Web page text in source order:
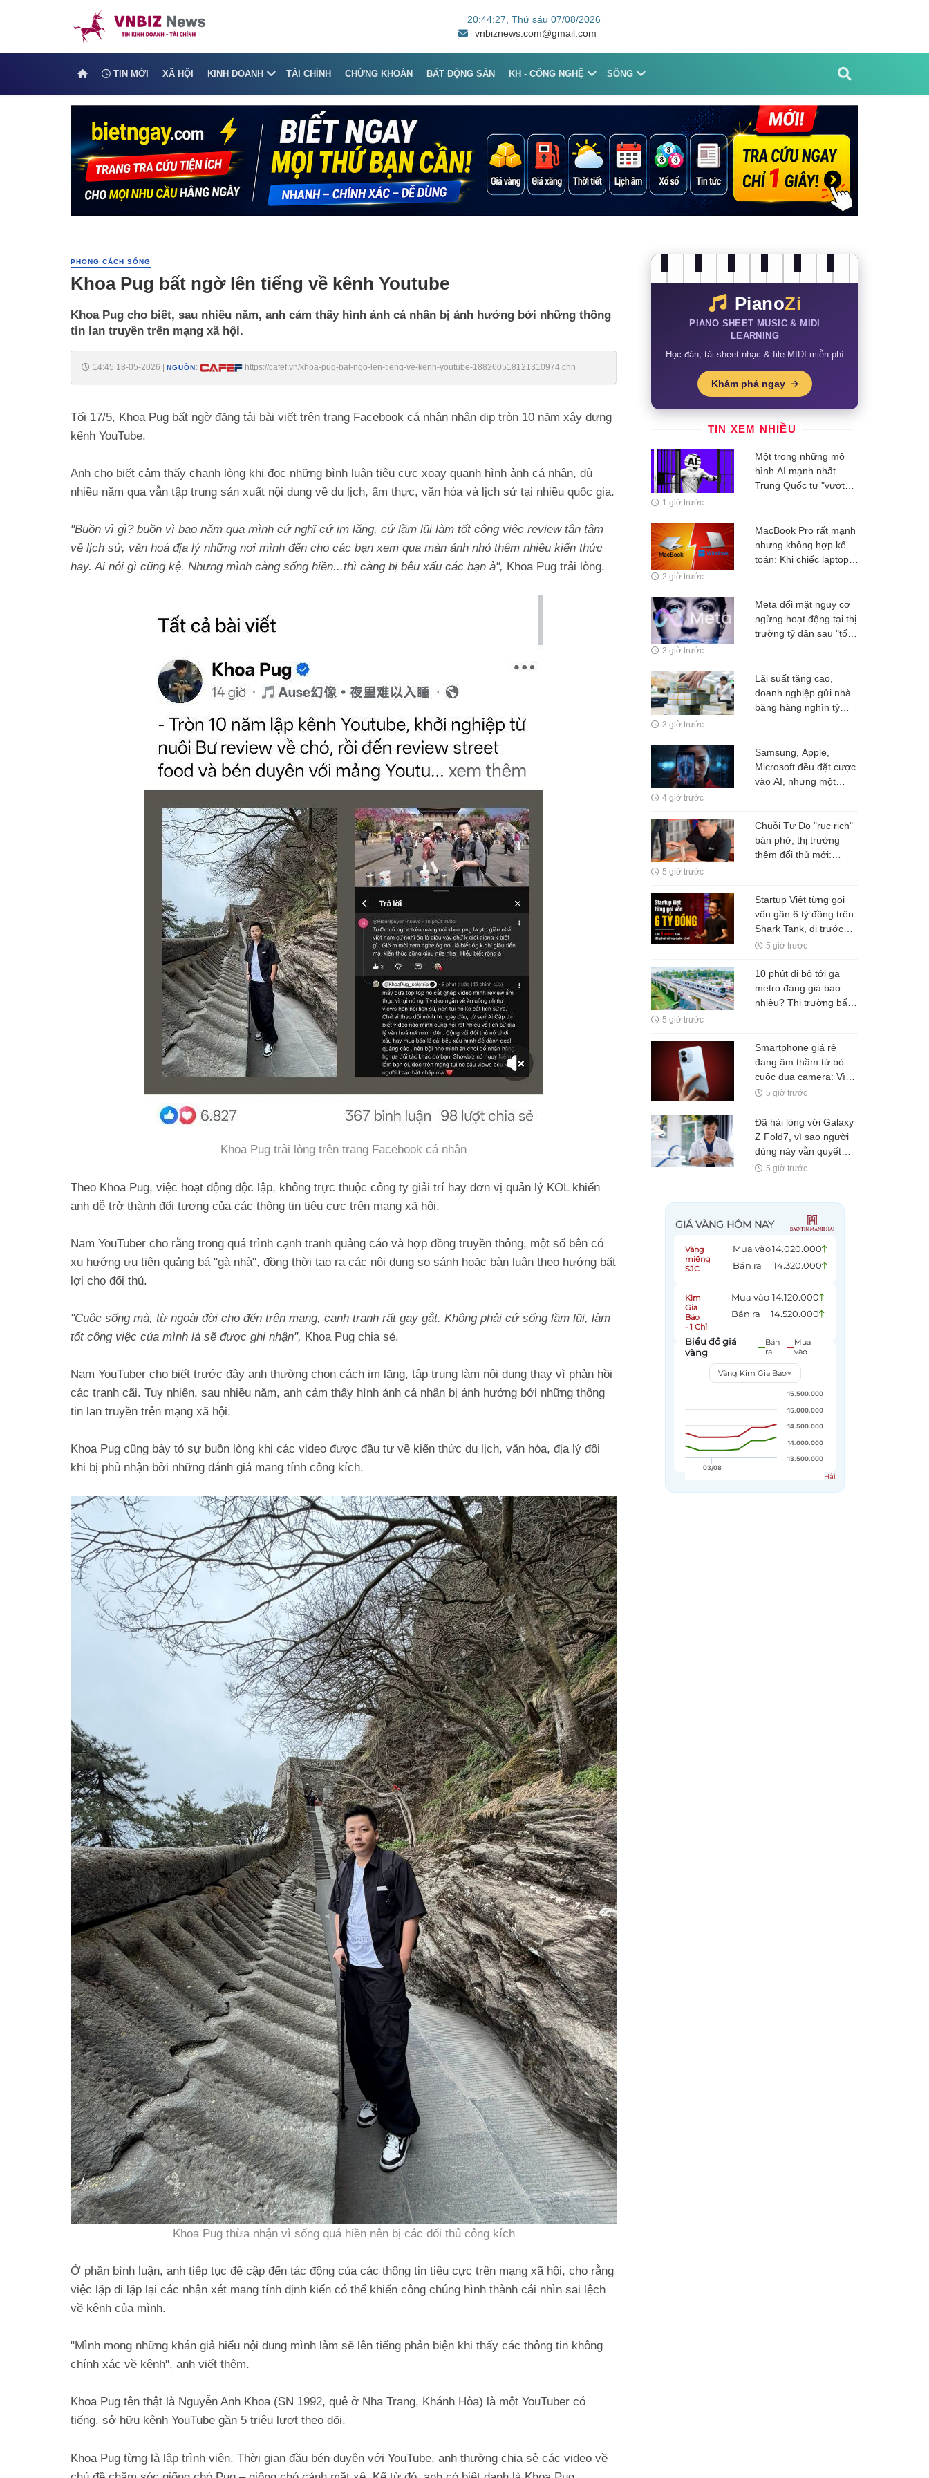
20:44:27 , Thứ sáu 07/08/2026
vnbiznews.com@gmail.com
TIN MỚI XÃ HỘI KINH DOANH TÀI CHÍNH CHỨNG KHOÁN BẤT ĐỘNG SẢN KH - CÔNG NGHỆ SỐNG
PHONG CÁCH SỐNG
Khoa Pug bất ngờ lên tiếng về kênh Youtube
Khoa Pug cho biết, sau nhiều năm, anh cảm thấy hình ảnh cá nhân bị ảnh hưởng bởi những thông
tin lan truyền trên mạng xã hội.
14:45 18-05-2026 | NGUỒN: https://cafef.vn/khoa-pug-bat-ngo-len-tieng-ve-kenh-youtube-188260518121310974.chn
Tối 17/5, Khoa Pug bất ngờ đăng tải bài viết trên trang Facebook cá nhân nhân dịp tròn 10 năm xây dựng
kênh YouTube.
Anh cho biết cảm thấy chạnh lòng khi đọc những bình luận tiêu cực xoay quanh hình ảnh cá nhân, dù
nhiều năm qua vẫn tập trung sản xuất nội dung về du lịch, ẩm thực, văn hóa và lịch sử tại nhiều quốc gia.
"Buồn vì gì? buồn vì bao năm qua mình cứ nghĩ cứ im lặng, cứ lầm lũi làm tốt công việc review tận tâm
về lịch sử, văn hoá địa lý những nơi mình đến cho các bạn xem qua màn ảnh nhỏ thêm nhiều kiến thức
hay. Ai nói gì cũng kệ. Nhưng mình càng sống hiền...thì càng bị bêu xấu các bạn à", Khoa Pug trải lòng.
Khoa Pug trải lòng trên trang Facebook cá nhân
Theo Khoa Pug, việc hoạt động độc lập, không trực thuộc công ty giải trí hay đơn vị quản lý KOL khiến
anh dễ trở thành đối tượng của các thông tin tiêu cực trên mạng xã hội.
Nam YouTuber cho rằng trong quá trình cạnh tranh quảng cáo và hợp đồng truyền thông, một số bên có
xu hướng ưu tiên quảng bá "gà nhà", đồng thời tạo ra các nội dung so sánh hoặc bàn luận theo hướng bất
lợi cho đối thủ.
"Cuộc sống mà, từ ngoài đời cho đến trên mạng, cạnh tranh rất gay gắt. Không phải cứ sống lầm lũi, làm
tốt công việc của mình là sẽ được ghi nhận", Khoa Pug chia sẻ.
Nam YouTuber cho biết trước đây anh thường chọn cách im lặng, tập trung làm nội dung thay vì phản hồi
các tranh cãi. Tuy nhiên, sau nhiều năm, anh cảm thấy hình ảnh cá nhân bị ảnh hưởng bởi những thông
tin lan truyền trên mạng xã hội.
Khoa Pug cũng bày tỏ sự buồn lòng khi các video được đầu tư về kiến thức du lịch, văn hóa, địa lý đôi
khi bị phủ nhận bởi những đánh giá mang tính công kích.
Khoa Pug thừa nhận vì sống quá hiền nên bị các đối thủ công kích
Ở phần bình luận, anh tiếp tục đề cập đến tác động của các thông tin tiêu cực trên mạng xã hội, cho rằng
việc lặp đi lặp lại các nhận xét mang tính định kiến có thể khiến công chúng hình thành cái nhìn sai lệch
về kênh của mình.
"Mình mong những khán giả hiểu nội dung mình làm sẽ lên tiếng phản biện khi thấy các thông tin không
chính xác về kênh", anh viết thêm.
Khoa Pug tên thật là Nguyễn Anh Khoa (SN 1992, quê ở Nha Trang, Khánh Hòa) là một YouTuber có
tiếng, sở hữu kênh YouTube gần 5 triệu lượt theo dõi.
Khoa Pug từng là lập trình viên. Thời gian đầu bén duyên với YouTube, anh thường chia sẻ các video về
PianoZi
PIANO SHEET MUSIC & MIDI
LEARNING
Học đàn, tải sheet nhạc & file MIDI miễn phí
Khám phá ngay
TIN XEM NHIỀU
Một trong những mô
hình AI mạnh nhất
Trung Quốc tự "vượt
1 giờ trước
MacBook Pro rất mạnh
nhưng không hợp kế
toán: Khi chiếc laptop
toán của người dùng
2 giờ trước
Meta đối mặt nguy cơ
ngừng hoạt động tại thị
trường tỷ dân sau "tối
3 giờ trước
Lãi suất tăng cao,
doanh nghiệp gửi nhà
băng hàng nghìn tỷ
3 giờ trước
Samsung, Apple,
Microsoft đều đặt cược
vào AI, nhưng một
phải lúc nào cũng dùng
4 giờ trước
Chuỗi Tự Do "rục rịch"
bán phở, thị trường
thêm đối thủ mới:
quán nhậu và quán
nướng?
5 giờ trước
Startup Việt từng gọi
vốn gần 6 tỷ đồng trên
Shark Tank, đi trước
TikTok nhưng vẫn phải
một năm
5 giờ trước
10 phút đi bộ tới ga
metro đáng giá bao
nhiêu? Thị trường bất
5 giờ trước
Smartphone giá rẻ
đang âm thầm từ bỏ
cuộc đua camera: Vì
sao pin 7.500mAh mới
Xiaomi, HONOR hay
Realme đặt cược?
5 giờ trước
Đã hài lòng với Galaxy
Z Fold7, vì sao người
dùng này vẫn quyết
định lên đời Fold8?
5 giờ trước